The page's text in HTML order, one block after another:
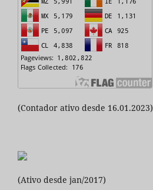
(Contador ativo desde 16.01.2023)
(Ativo desde jan/2017)